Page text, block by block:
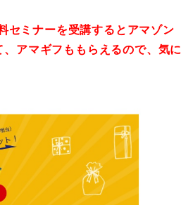
セミナーを受講するとアマゾン
アマギフももらえるので、気に